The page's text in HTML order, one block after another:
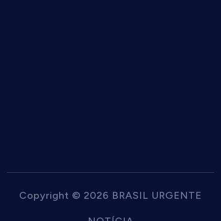
Copyright © 2026 BRASIL URGENTE